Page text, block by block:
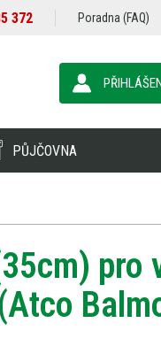
372 Poradna (FAQ)
PŮJČOVNA
pro